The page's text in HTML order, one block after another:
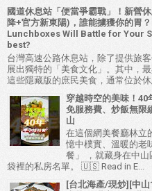
國道休息站「便當爭霸戰」！新營
降+官方新東陽)，誰能擄獲你的胃
Lunchboxes Will Battle for Your
best?
台灣高速公路休息站，除了提供旅
展出獨特的「美食文化」。其中，
這些隱藏版的庶民美食，通常位於休
穿越時空的美味！40
免服務費、炒飯無限
山
在這個網美餐廳林立
憶中樸實、溫暖的老
餐」 ，就藏身在中
袋裡的私房名單。 🇺🇸 Read in E...
[台北海產/現炒][中